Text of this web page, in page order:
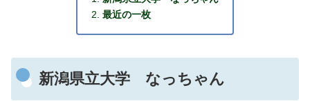
最近の一枚
新潟県立大学 なっちゃん